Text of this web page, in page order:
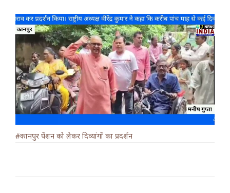
#कानपुर पेंशन को लेकर दिव्यांगों का प्रदर्शन